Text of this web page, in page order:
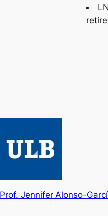
Prof. Jennifer Alonso-